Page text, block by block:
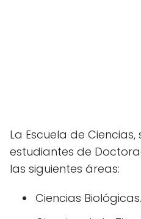
La Escuela de
estudiantes de
las siguientes áreas:
Ciencias Biológicas.